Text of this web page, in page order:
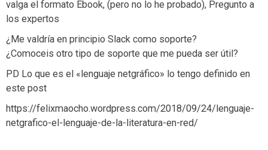
valga el formato Ebook, (pero no lo he probado), Pregunto a
los expertos
¿Me valdría en principio Slack como soporte?
¿Comoceis otro tipo de soporte que me pueda ser útil?
PD Lo que es el «lenguaje netgráfico» lo tengo definido en
este post
https://felixmaocho.wordpress.com/2018/09/24/lenguaje-
netgrafico-el-lenguaje-de-la-literatura-en-red/